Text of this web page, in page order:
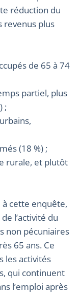
réduction du
revenus plus
de 65 à 74
partiel, plus
;
(18 %) ;
rurale, et plutôt
à cette enquête,
l’activité du
non pécuniaires
65 ans. Ce
les activités
qui continuent
l’emploi après